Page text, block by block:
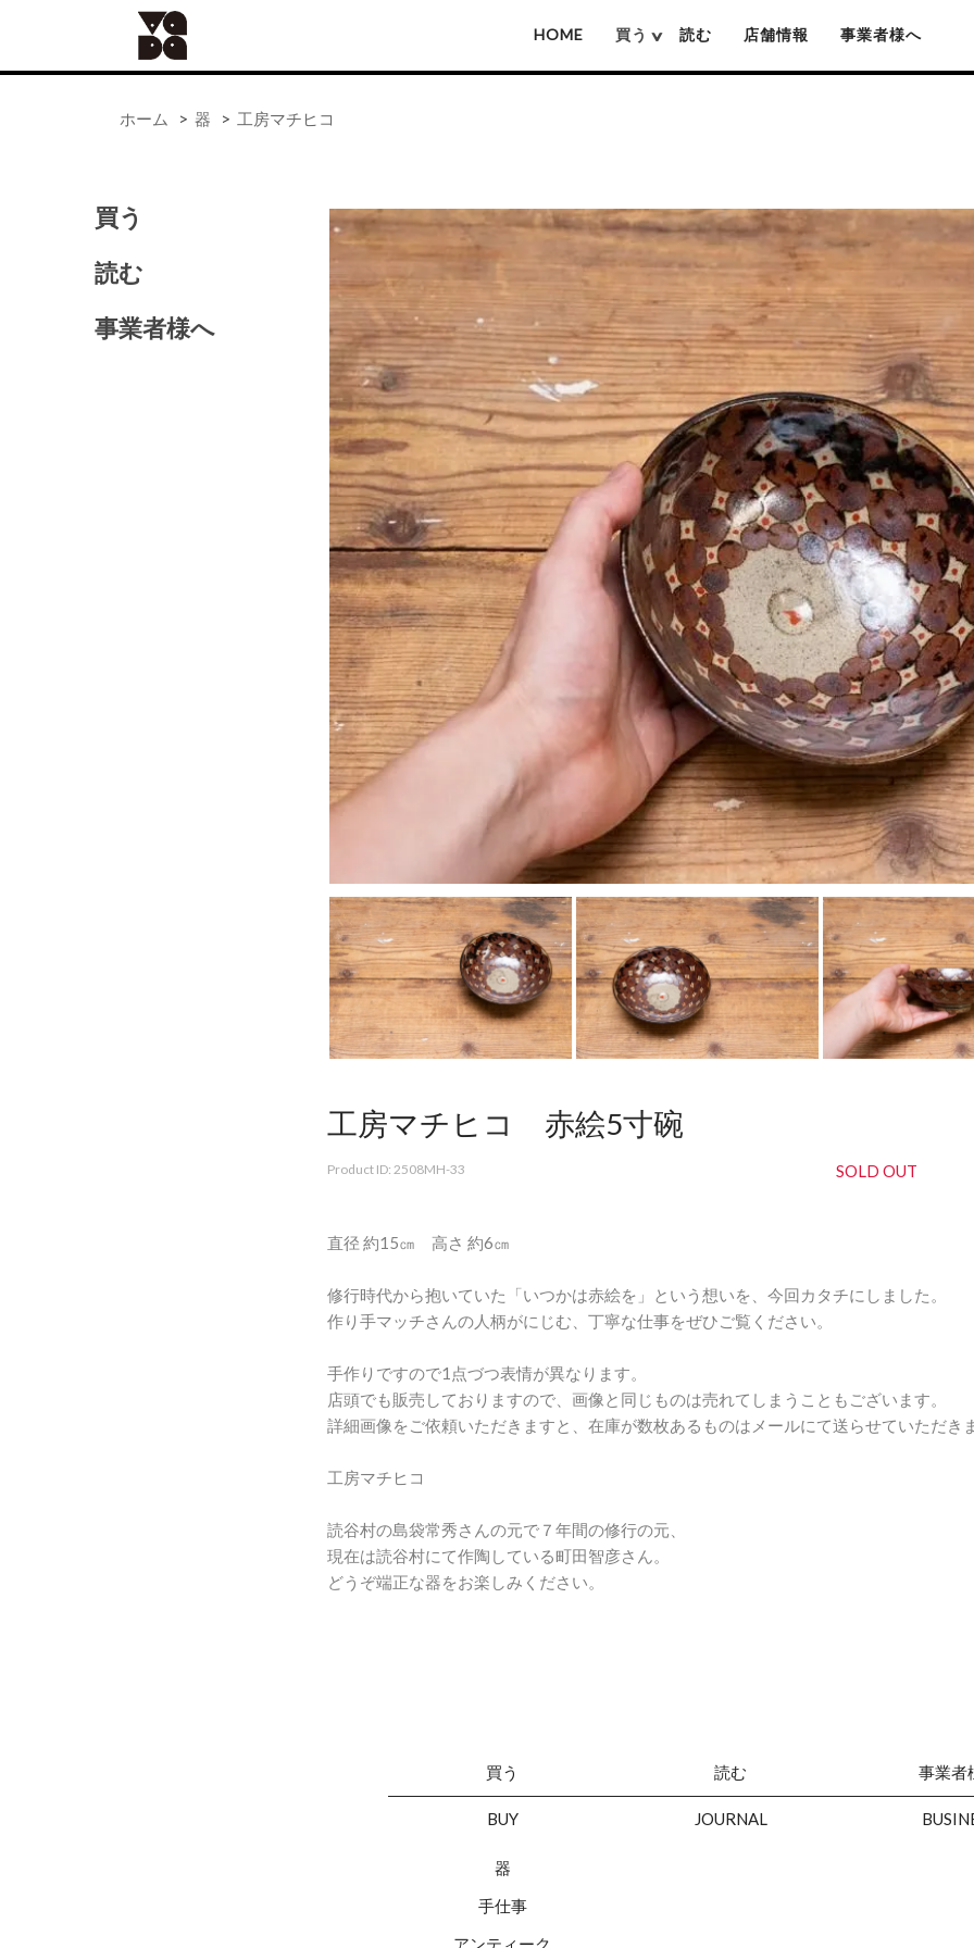
HOME 買う
池本惣一
岡本芳久
いずみ窯 島袋工房
神谷窯
工房マチヒコ
齋藤十郎
菅原謙
陶藝玉城
樋山真弓
深貝工房
牧谷窯
山田真萬
横井佳乃
賀上隼敬(木彫り熊)
難波行秀(木工)
高塚和則(木工)
松本寛司(木工)
井上湧(竹細工)
吉原信治郎(銅器)
煤竹箸
弁当箱
読む 店舗情報 事業者様へ
ホーム > 器 > 工房マチヒコ
工房マチヒコ 赤絵5寸碗
Product ID: 2508MH-33 SOLD OUT
直径 約15㎝ 高さ 約6㎝
修行時代から抱いていた「いつかは赤絵を」という想いを、今回カタチにしました。
作り手マッチさんの人柄がにじむ、丁寧な仕事をぜひご覧ください。
手作りですので1点づつ表情が異なります。
店頭でも販売しておりますので、画像と同じものは売れてしまうこともございます。
詳細画像をご依頼いただきますと、在庫が数枚あるものはメールにて送らせていただき
工房マチヒコ
読谷村の島袋常秀さんの元で７年間の修行の元、
現在は読谷村にて作陶している町田智彦さん。
どうぞ端正な器をお楽しみください。
買う
器
手仕事
食の道具
41世紀（バッグ）
読む
事業者様へ
買う
BUY
器
手仕事
アンティーク
読む
JOURNAL
事業者